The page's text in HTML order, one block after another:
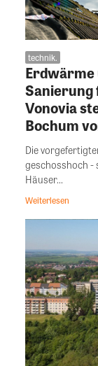
technik.
Erdwärme
Sanierung
Vonovia
Bochum
Die
geschosshoch -
Häuser...
Weiterlesen